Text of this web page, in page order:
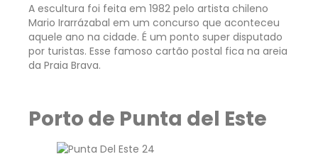
A escultura foi feita em 1982 pelo artista chileno
Mario Irarrázabal em um concurso que aconteceu
aquele ano na cidade. É um ponto super disputado
por turistas. Esse famoso cartão postal fica na areia
da Praia Brava.
Porto de Punta del Este